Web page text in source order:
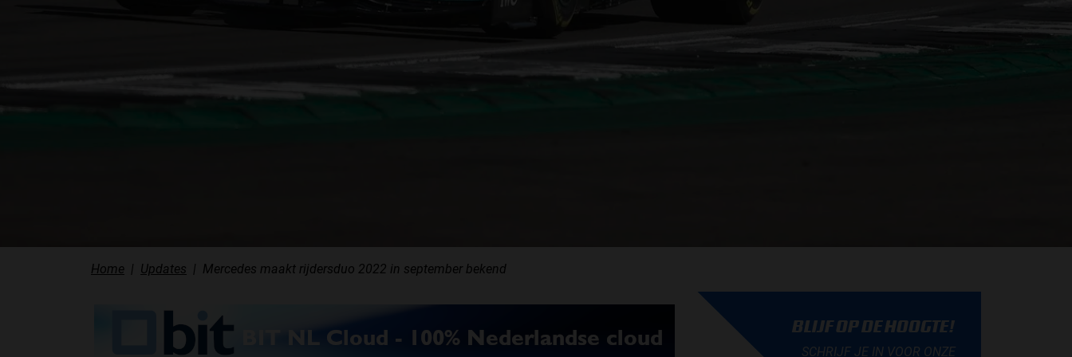
Home Updates Mercedes maakt rijdersduo 2022 in september bekend
BLIJF OP DE HOOGTE!
SCHRIJF JE IN VOOR ONZE